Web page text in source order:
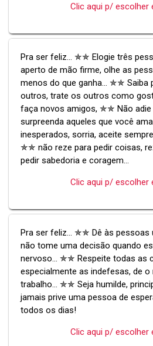
Clic aqui p/ escolher
Pra ser feliz... ✯✯ Elogie três
aperto de mão firme, olhe as
menos do que ganha... ✯✯ Saiba
outros, trate os outros como
faça novos amigos, ✯✯ Não adie
surpreenda aqueles que você
inesperados, sorria, aceite
✯✯ não reze para pedir coisas,
pedir sabedoria e coragem...
Clic aqui p/ escolher
Pra ser feliz... ✯✯ Dê às pessoas
não tome uma decisão quando
nervoso... ✯✯ Respeite todas as
especialmente as indefesas, de
trabalho... ✯✯ Seja humilde,
jamais prive uma pessoa de
todos os dias!
Clic aqui p/ escolher